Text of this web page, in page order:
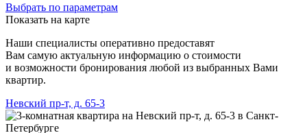
Выбрать по параметрам
Показать на карте
Наши специалисты оперативно предоставят
Вам самую актуальную информацию о стоимости
и возможности бронирования любой из выбранных Вами
квартир.
Невский пр-т, д. 65-3